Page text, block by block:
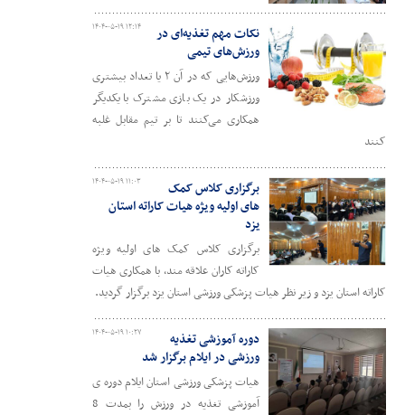
۱۴۰۴-۰۵-۱۹ ۱۲:۱۴
نکات مهم تغذیه‌ای در
ورزش‌های تیمی
ورزش‌هایی که در آن ۲ یا تعداد بیشتری
ورزشکار در یک بازی مشترک با یکدیگر
همکاری می‌کنند تا بر تیم مقابل غلبه
کنند
۱۴۰۴-۰۵-۱۹ ۱۱:۰۳
برگزاری کلاس کمک
های اولیه ویژه هیات کاراته استان
یزد
برگزاری کلاس کمک های اولیه ویژه
کاراته کاران علاقه مند، با همکاری هیات
کاراته استان یزد و زیر نظر هیات پزشکی ورزشی استان یزد برگزار گردید.
۱۴۰۴-۰۵-۱۹ ۱۰:۲۷
دوره آموزشی تغذیه
ورزشی در ایلام برگزار شد
هیات پزشکی ورزشی استان ایلام دوره ی
آموزشی تغذیه در ورزش را بمدت 8